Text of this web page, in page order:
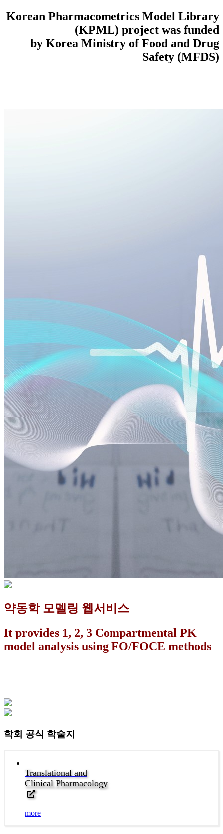
Korean Pharmacometrics Model Library
(KPML) project was funded
by Korea Ministry of Food and Drug
Safety (MFDS)
약동학 모델링 웹서비스
It provides 1, 2, 3 Compartmental PK
model analysis using FO/FOCE methods
학회 공식 학술지
Translational and
Clinical Pharmacology
more